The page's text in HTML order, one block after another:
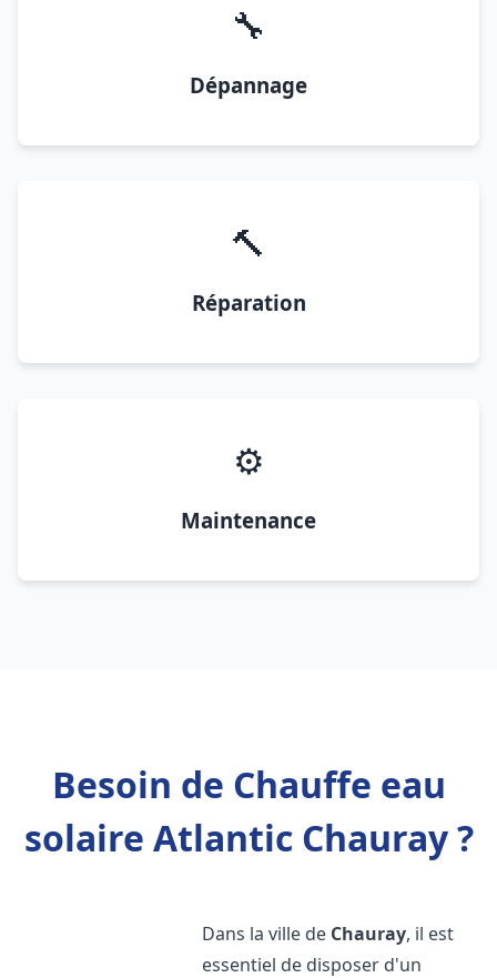
🔧
Dépannage
🔨
Réparation
⚙️
Maintenance
Besoin de Chauffe eau
solaire Atlantic Chauray ?
Dans la ville de Chauray, il est
essentiel de disposer d'un